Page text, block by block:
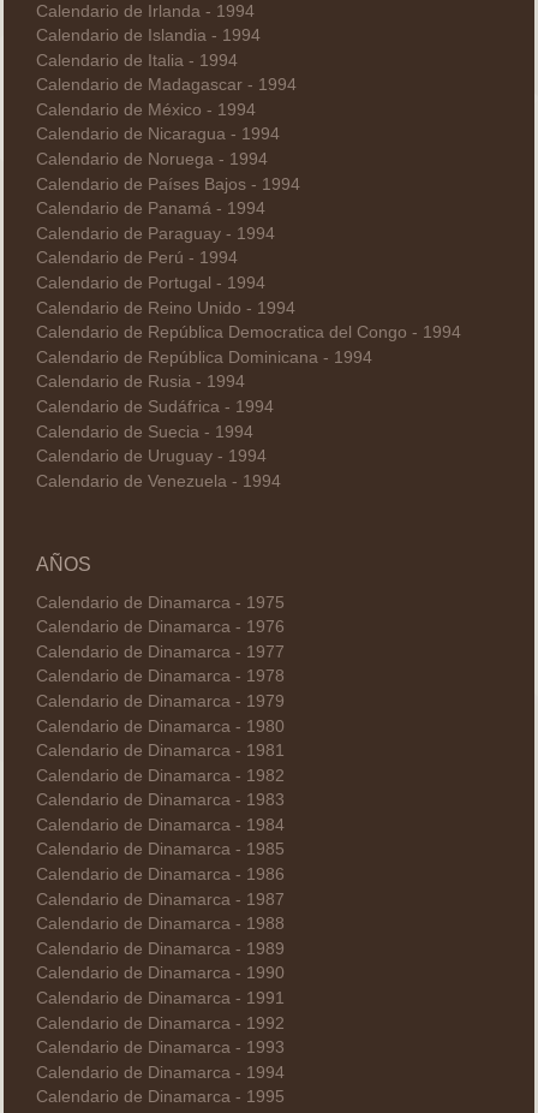
Calendario de Irlanda - 1994
Calendario de Islandia - 1994
Calendario de Italia - 1994
Calendario de Madagascar - 1994
Calendario de México - 1994
Calendario de Nicaragua - 1994
Calendario de Noruega - 1994
Calendario de Países Bajos - 1994
Calendario de Panamá - 1994
Calendario de Paraguay - 1994
Calendario de Perú - 1994
Calendario de Portugal - 1994
Calendario de Reino Unido - 1994
Calendario de República Democratica del Congo - 1994
Calendario de República Dominicana - 1994
Calendario de Rusia - 1994
Calendario de Sudáfrica - 1994
Calendario de Suecia - 1994
Calendario de Uruguay - 1994
Calendario de Venezuela - 1994
AÑOS
Calendario de Dinamarca - 1975
Calendario de Dinamarca - 1976
Calendario de Dinamarca - 1977
Calendario de Dinamarca - 1978
Calendario de Dinamarca - 1979
Calendario de Dinamarca - 1980
Calendario de Dinamarca - 1981
Calendario de Dinamarca - 1982
Calendario de Dinamarca - 1983
Calendario de Dinamarca - 1984
Calendario de Dinamarca - 1985
Calendario de Dinamarca - 1986
Calendario de Dinamarca - 1987
Calendario de Dinamarca - 1988
Calendario de Dinamarca - 1989
Calendario de Dinamarca - 1990
Calendario de Dinamarca - 1991
Calendario de Dinamarca - 1992
Calendario de Dinamarca - 1993
Calendario de Dinamarca - 1994
Calendario de Dinamarca - 1995